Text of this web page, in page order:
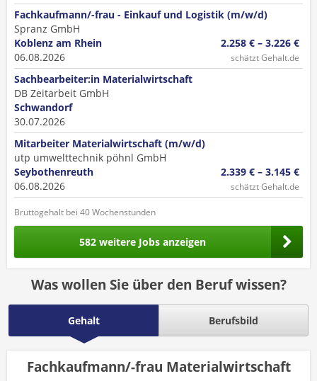
Fachkaufmann/-frau - Einkauf und Logistik (m/w/d)
Spranz GmbH
Koblenz am Rhein
06.08.2026
2.258 € – 3.226 €
schätzt Gehalt.de
Sachbearbeiter:in Materialwirtschaft
DB Zeitarbeit GmbH
Schwandorf
30.07.2026
Mitarbeiter Materialwirtschaft (m/w/d)
utp umwelttechnik pöhnl GmbH
Seybothenreuth
06.08.2026
2.339 € – 3.145 €
schätzt Gehalt.de
Bruttogehalt bei 40 Wochenstunden
582 weitere Jobs anzeigen
Was wollen Sie über den Beruf wissen?
Gehalt Berufsbild
Fachkaufmann/-frau Materialwirtschaft